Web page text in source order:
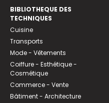
BIBLIOTHEQUE DES
TECHNIQUES
Cuisine
Transports
Mode - Vêtements
Coiffure - Esthétique -
Cosmétique
Commerce - Vente
Bâtiment - Architecture